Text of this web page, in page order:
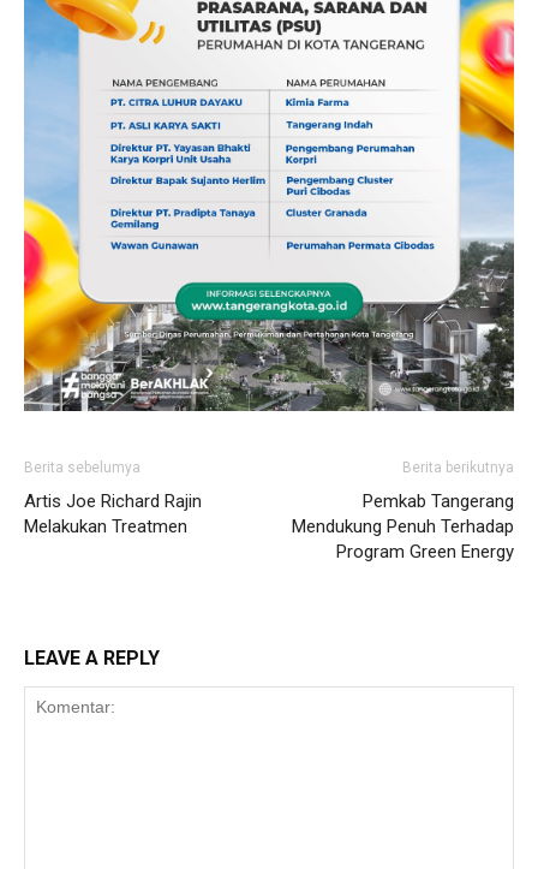
Berita sebelumya
Artis Joe Richard Rajin
Melakukan Treatmen
Berita berikutnya
Pemkab Tangerang
Mendukung Penuh Terhadap
Program Green Energy
LEAVE A REPLY